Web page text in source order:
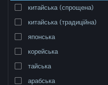
Змінити мову
Переглянути повну версію
китайська (спрощена)
китайська (традиційна)
японська
корейська
тайська
арабська
Результатів вашого пошуку: 2.
уподобань було виключено 1
PROMIZED
Fractals of